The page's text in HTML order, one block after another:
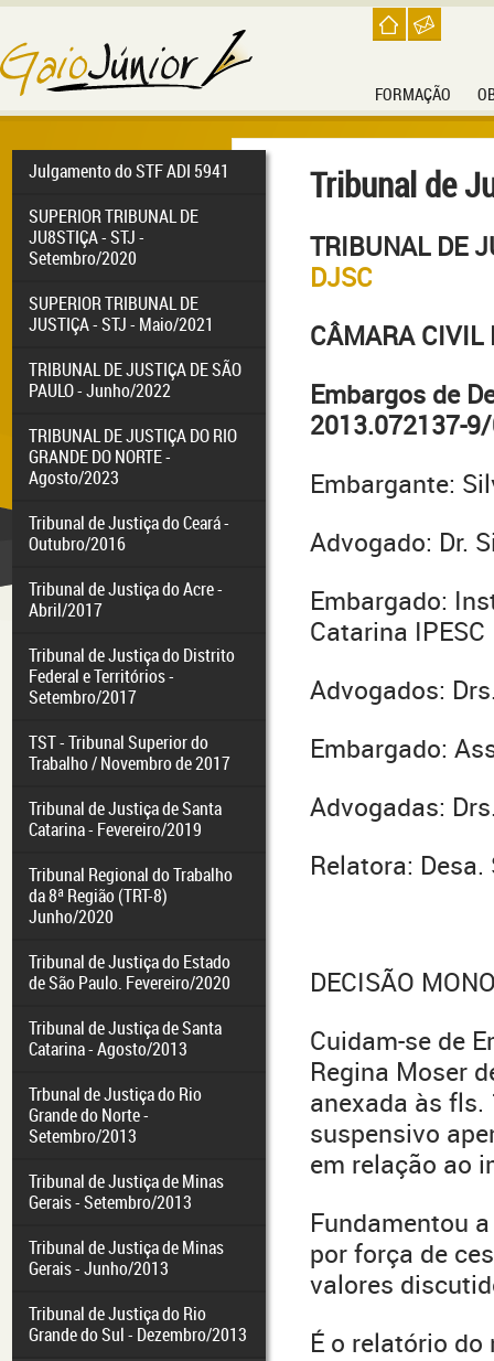
FORMAÇÃO
Julgamento do STF ADI 5941
SUPERIOR TRIBUNAL DE
JU8STIÇA - STJ -
Setembro/2020
SUPERIOR TRIBUNAL DE
JUSTIÇA - STJ - Maio/2021
TRIBUNAL DE JUSTIÇA DE SÃO
PAULO - Junho/2022
TRIBUNAL DE JUSTIÇA DO RIO
GRANDE DO NORTE -
Agosto/2023
Tribunal de Justiça do Ceará -
Outubro/2016
Tribunal de Justiça do Acre -
Abril/2017
Tribunal de Justiça do Distrito
Federal e Territórios -
Setembro/2017
TST - Tribunal Superior do
Trabalho / Novembro de 2017
Tribunal de Justiça de Santa
Catarina - Fevereiro/2019
Tribunal Regional do Trabalho
da 8ª Região (TRT-8)
Junho/2020
Tribunal de Justiça do Estado
de São Paulo. Fevereiro/2020
Tribunal de Justiça de Santa
Catarina - Agosto/2013
Trbunal de Justiça do Rio
Grande do Norte -
Setembro/2013
Tribunal de Justiça de Minas
Gerais - Setembro/2013
Tribunal de Justiça de Minas
Gerais - Junho/2013
Tribunal de Justiça do Rio
Grande do Sul - Dezembro/2013
Tribunal de
TRIBUNAL DE
DJSC
CÂMARA CIVIL
Embargos de
2013.072137-
Embargante:
Advogado: Dr.
Embargado:
Catarina IPESC
Advogados:
Embargado:
Advogadas:
Relatora:
DECISÃO
Cuidam-se de
Regina Moser
anexada às
suspensivo
em relação ao
Fundamentou
por força de
valores
É o relatório do